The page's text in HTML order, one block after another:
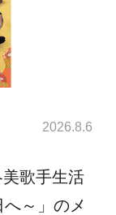
2026.8.6
歌手生活
～」のメ